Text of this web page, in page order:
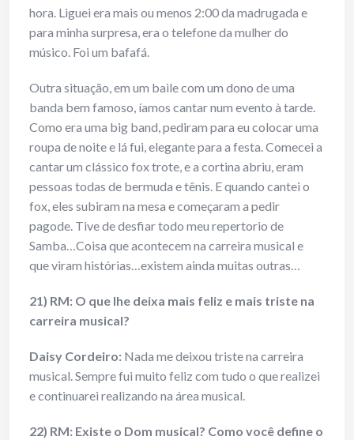
hora. Liguei era mais ou menos 2:00 da madrugada e
para minha surpresa, era o telefone da mulher do
músico. Foi um bafafá.
Outra situação, em um baile com um dono de uma
banda bem famoso, íamos cantar num evento à tarde.
Como era uma big band, pediram para eu colocar uma
roupa de noite e lá fui, elegante para a festa. Comecei a
cantar um clássico fox trote, e a cortina abriu, eram
pessoas todas de bermuda e tênis. E quando cantei o
fox, eles subiram na mesa e começaram a pedir
pagode. Tive de desfiar todo meu repertorio de
Samba…Coisa que acontecem na carreira musical e
que viram histórias…existem ainda muitas outras…
21) RM: O que lhe deixa mais feliz e mais triste na
carreira musical?
Daisy Cordeiro: Nada me deixou triste na carreira
musical. Sempre fui muito feliz com tudo o que realizei
e continuarei realizando na área musical.
22) RM: Existe o Dom musical? Como você define o